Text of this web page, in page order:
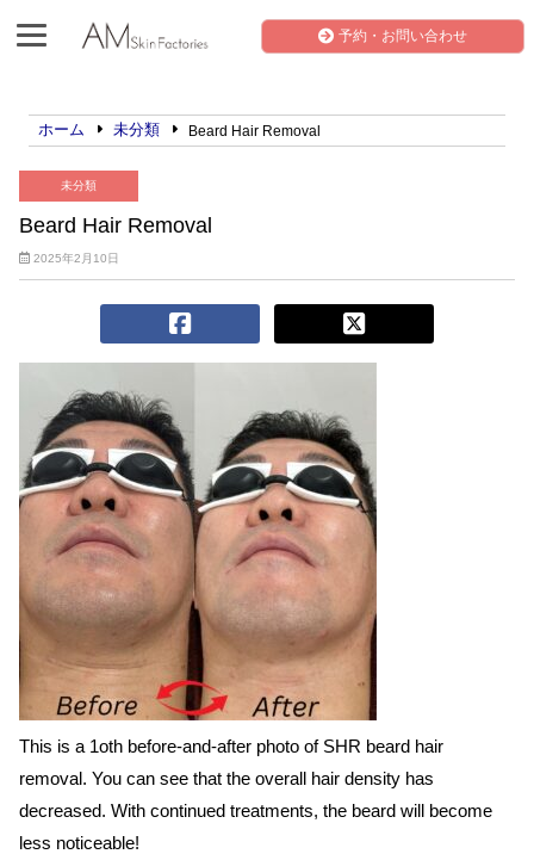
予約・お問い合わせ
ホーム 未分類 Beard Hair Removal
未分類
Beard Hair Removal
2025年2月10日
This is a 1oth before-and-after photo of SHR beard hair
removal. You can see that the overall hair density has
decreased. With continued treatments, the beard will become
less noticeable!